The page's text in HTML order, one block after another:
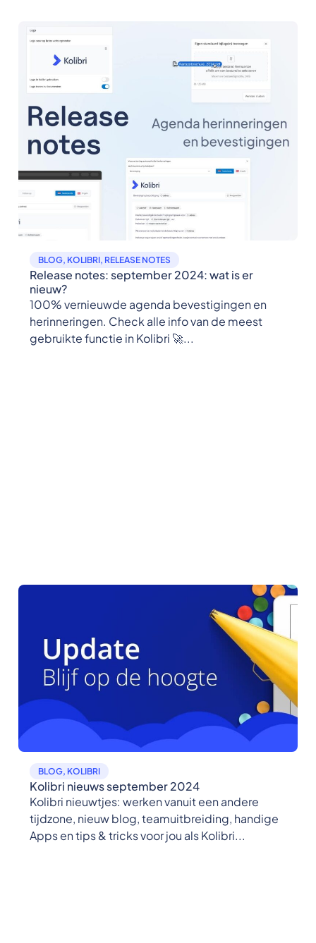
BLOG, KOLIBRI, RELEASE NOTES
Release notes: september 2024: wat is er
nieuw?
100% vernieuwde agenda bevestigingen en
herinneringen. Check alle info van de meest
gebruikte functie in Kolibri 🚀...
BLOG, KOLIBRI
Kolibri nieuws september 2024
Kolibri nieuwtjes: werken vanuit een andere
tijdzone, nieuw blog, teamuitbreiding, handige
Apps en tips & tricks voor jou als Kolibri...